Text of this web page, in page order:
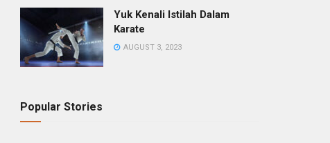
Yuk Kenali Istilah Dalam
Karate
AUGUST 3, 2023
Popular Stories